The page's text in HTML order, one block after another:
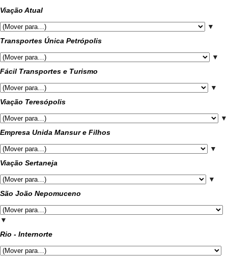
Viação Atual
▼
Transportes Única Petrópolis
▼
Fácil Transportes e Turismo
▼
Viação Teresópolis
▼
Empresa Unida Mansur e Filhos
▼
Viação Sertaneja
▼
São João Nepomuceno
▼
Rio - Internorte